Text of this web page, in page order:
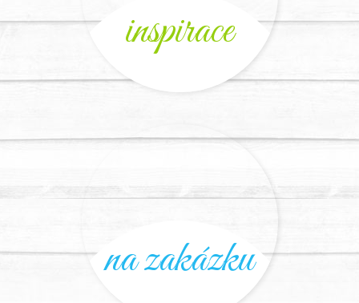
inspirace
na zakázku